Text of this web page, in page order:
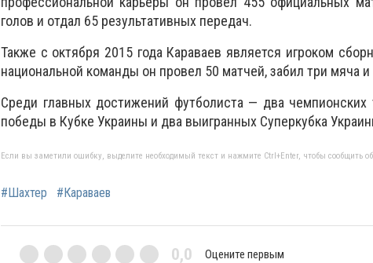
голов и отдал 65 результативных передач.
Также с октября 2015 года Караваев является игроком
национальной команды он провел 50 матчей, забил три мяча и
Среди главных достижений футболиста — два чемпионских
победы в Кубке Украины и два выигранных Суперкубка
Если вы заметили ошибку, выделите необходимый текст и нажмите Ctrl+Enter, чтобы сообщить
#Шахтер #Караваев
0,0 Оцените первым